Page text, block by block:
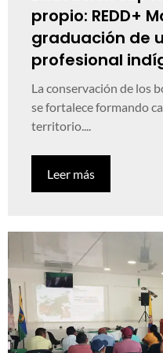
propio: REDD+
graduación de
profesional
La conservación de los
se fortalece formando
territorio....
Leer más